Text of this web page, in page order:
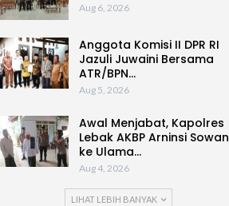
Aug 6, 2026
Anggota Komisi II DPR RI
Jazuli Juwaini Bersama
ATR/BPN…
Aug 5, 2026
Awal Menjabat, Kapolres
Lebak AKBP Arninsi Sowan
ke Ulama…
Aug 4, 2026
LIHAT LEBIH BANYAK